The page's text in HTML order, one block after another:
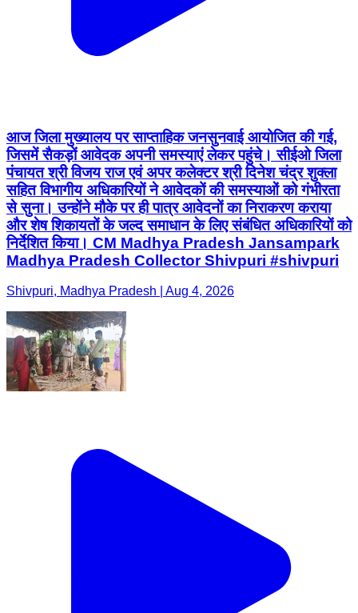
आज जिला मुख्यालय पर साप्ताहिक जनसुनवाई आयोजित की गई,
जिसमें सैकड़ों आवेदक अपनी समस्याएं लेकर पहुंचे। सीईओ जिला
पंचायत श्री विजय राज एवं अपर कलेक्टर श्री दिनेश चंद्र शुक्ला
सहित विभागीय अधिकारियों ने आवेदकों की समस्याओं को गंभीरता
से सुना। उन्होंने मौके पर ही पात्र आवेदनों का निराकरण कराया
और शेष शिकायतों के जल्द समाधान के लिए संबंधित अधिकारियों को
निर्देशित किया। CM Madhya Pradesh Jansampark
Madhya Pradesh Collector Shivpuri #shivpuri
Shivpuri, Madhya Pradesh | Aug 4, 2026